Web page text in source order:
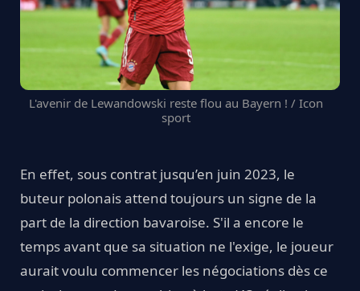
L'avenir de Lewandowski reste flou au Bayern ! / Icon
sport
En effet, sous contrat jusqu’en juin 2023, le
buteur polonais attend toujours un signe de la
part de la direction bavaroise. S'il a encore le
temps avant que sa situation ne l'exige, le joueur
aurait voulu commencer les négociations dès ce